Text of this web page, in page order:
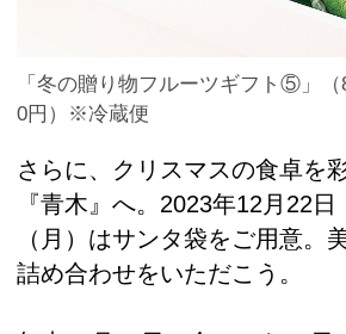
「冬の贈り物フルーツギフト⑤」
0円）※冷蔵便
さらに、クリスマスの食卓を
『青木』へ。2023年12月22日
（月）はサンタ袋をご用意。
詰め合わせをいただこう。